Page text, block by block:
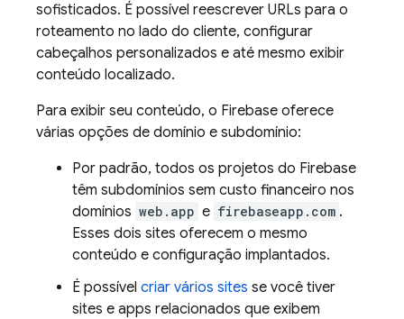
sofisticados. É possível reescrever URLs para o
roteamento no lado do cliente, configurar
cabeçalhos personalizados e até mesmo exibir
conteúdo localizado.
Para exibir seu conteúdo, o Firebase oferece
várias opções de domínio e subdomínio:
Por padrão, todos os projetos do Firebase
têm subdomínios sem custo financeiro nos
domínios web.app e firebaseapp.com .
Esses dois sites oferecem o mesmo
conteúdo e configuração implantados.
É possível criar vários sites se você tiver
sites e apps relacionados que exibem